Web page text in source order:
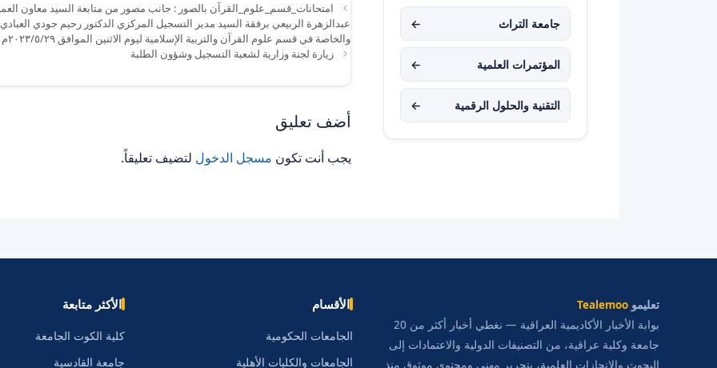
امتحانات_قسم_علوم_القرآن بالصور : جانب مصور من متابعة السيد معاون
والخاصة في قسم علوم القرآن والتربية الإسلامية ليوم الاثنين الموافق ٢٠٢٣/٥/٢٩م . ومن الله التوفيق .
زيارة لجنة وزارية لشعبة التسجيل وشؤون الطلبة
أضف تعليق
يجب أنت تكون مسجل الدخول لتضيف تعليقاً.
جامعة التراث ←
المؤتمرات العلمية ←
التقنية والحلول الرقمية ←
تعليمو Tealemoo
بوابة الأخبار الأكاديمية العراقية — نغطي أخبار أكثر من 20
جامعة وكلية عراقية، من التصنيفات الدولية والاعتمادات إلى
البحوث والإنجازات العلمية، بتحرير مهني ومحتوى موثوق منذ
الأقسام
الجامعات الحكومية
الجامعات والكليات الأهلية
الأكثر متابعة
كلية الكوت الجامعة
جامعة القادسية